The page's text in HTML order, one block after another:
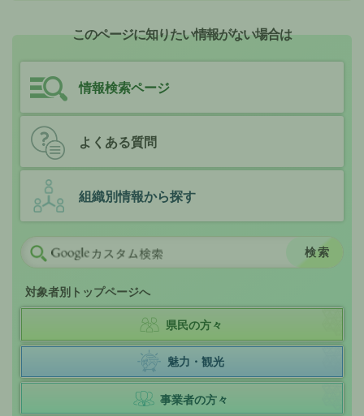
このページに知りたい情報がない場合は
情報検索ページ
よくある質問
組織別情報から探す
対象者別トップページへ
県民の方々
魅力・観光
事業者の方々